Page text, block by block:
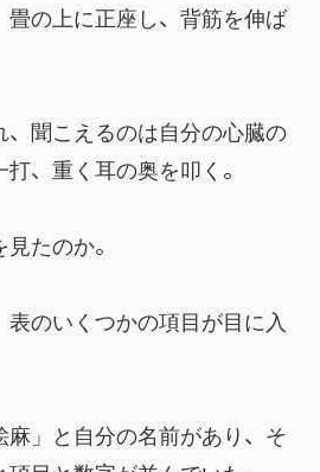
畳の上に正座し、背筋を伸ば
聞こえるのは自分の心臓の
、重く耳の奥を叩く。
たのか。
のいくつかの項目が目に入
」と自分の名前があり、そ